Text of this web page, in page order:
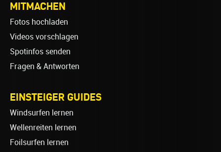
MITMACHEN
Fotos hochladen
Videos vorschlagen
Spotinfos senden
Fragen & Antworten
EINSTEIGER GUIDES
Windsurfen lernen
Wellenreiten lernen
Foilsurfen lernen